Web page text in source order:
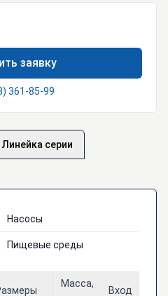
заявку
361-85-99
Линейка серии
Насосы
Пищевые среды
Масса,
Вход